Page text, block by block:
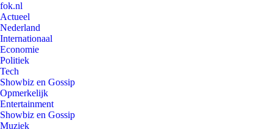
fok.nl
Actueel
Nederland
Internationaal
Economie
Politiek
Tech
Showbiz en Gossip
Opmerkelijk
Entertainment
Showbiz en Gossip
Muziek